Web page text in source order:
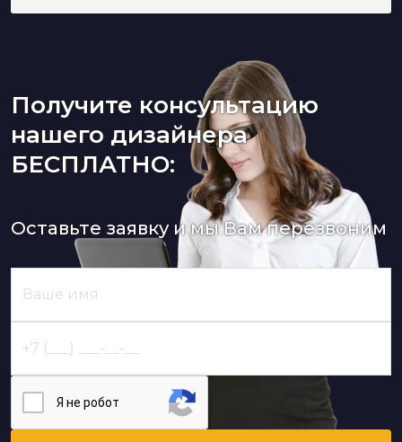
Получите консультацию
нашего дизайнера
БЕСПЛАТНО:
Оставьте заявку и мы Вам перезвоним
Я нe poбoт